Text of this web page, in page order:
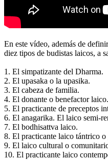
En este vídeo, además de
diez tipos de budistas laicos, a
1. El simpatizante del Dharma.
2. El upasaka o la upasika.
3. El cabeza de familia.
4. El donante o benefactor laico.
5. El practicante de preceptos
6. El anagarika. El laico semi-
7. El bodhisattva laico.
8. El practicante laico tántrico
9. El laico cultural o
10. El practicante laico